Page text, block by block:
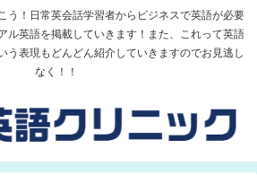
う！日常英会話学習者からビジネスで英語が必要
ル英語を掲載していきます！また、これって英語
う表現もどんどん紹介していきますのでお見逃し
なく！！